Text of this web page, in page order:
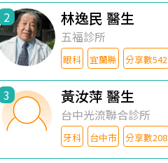
2 林逸民 醫生
五福診所
眼科 宜蘭縣 分享數542
3 黃汝萍 醫生
台中光流聯合診所
牙科 台中市 分享數208